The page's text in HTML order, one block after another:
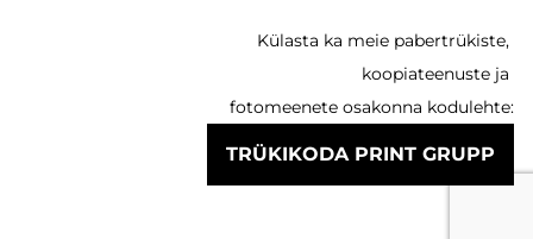
Külasta ka meie pabertrükiste,
koopiateenuste ja
fotomeenete osakonna kodulehte:
TRÜKIKODA PRINT GRUPP